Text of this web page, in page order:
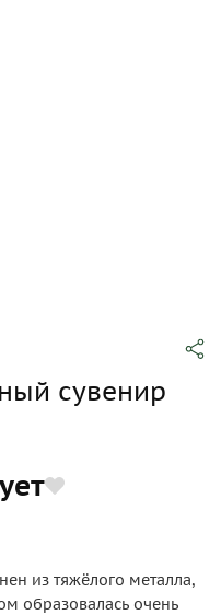
сувенир
из тяжёлого металла,
образовалась очень